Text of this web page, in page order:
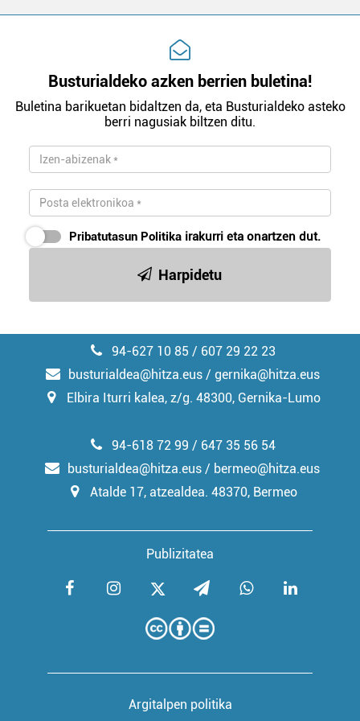
Busturialdeko azken berrien buletina!
Buletina barikuetan bidaltzen da, eta Busturialdeko asteko
berri nagusiak biltzen ditu.
Pribatutasun Politika irakurri eta onartzen dut.
Harpidetu
94-627 10 85 / 607 29 22 23
busturialdea@hitza.eus / gernika@hitza.eus
Elbira Iturri kalea, z/g. 48300, Gernika-Lumo
Publizitatea
94-618 72 99 / 647 35 56 54
busturialdea@hitza.eus / bermeo@hitza.eus
Atalde 17, atzealdea. 48370, Bermeo
Argitalpen politika